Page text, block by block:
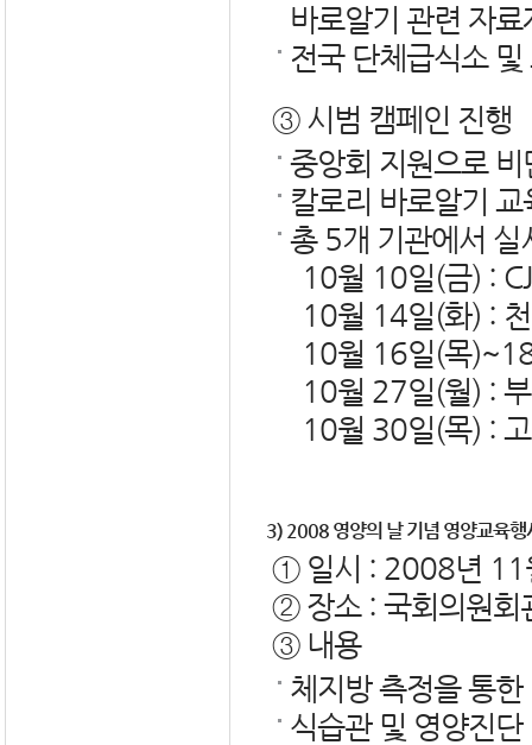
바로알기 관련 자료
전국 단체급식소
③ 시범 캠페인 진행
중앙회 지원으로
칼로리 바로알기
총 5개 기관에서 실
10월 10일(금) :
10월 14일(화) :
10월 16일(목
10월 27일(월) :
10월 30일(목) :
3) 2008 영양의 날 기념 영양교육행
① 일시 : 2008년 11
② 장소 : 국회의원회
③ 내용
체지방 측정을 통
식습관 및 영양진단